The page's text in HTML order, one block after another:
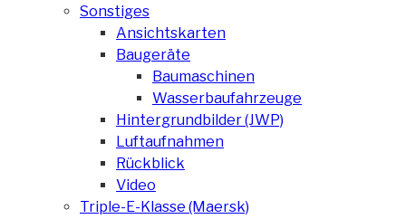
Sonstiges
Ansichtskarten
Baugeräte
Baumaschinen
Wasserbaufahrzeuge
Hintergrundbilder (JWP)
Luftaufnahmen
Rückblick
Video
Triple-E-Klasse (Maersk)